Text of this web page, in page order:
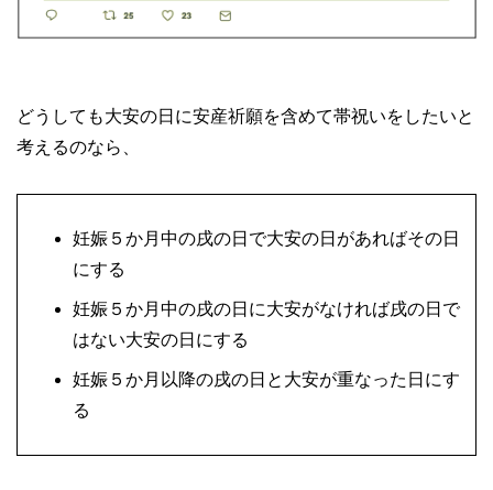
どうしても大安の日に安産祈願を含めて帯祝いをしたいと
考えるのなら、
妊娠５か月中の戌の日で大安の日があればその日
にする
妊娠５か月中の戌の日に大安がなければ戌の日で
はない大安の日にする
妊娠５か月以降の戌の日と大安が重なった日にす
る